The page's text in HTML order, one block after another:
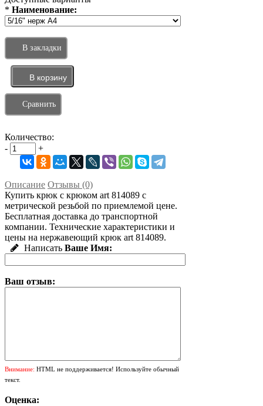
* Наименование:
В закладки
Сравнить
Количество:
-
+
Описание Отзывы (0)
Купить крюк с крюком art 814089 с
метрической резьбой по приемлемой цене.
Бесплатная доставка до транспортной
компании. Технические характеристики и
цены на нержавеющий крюк art 814089.
Написать Ваше Имя:
Ваш отзыв:
Внимание: HTML не поддерживается! Используйте обычный
текст.
Оценка: